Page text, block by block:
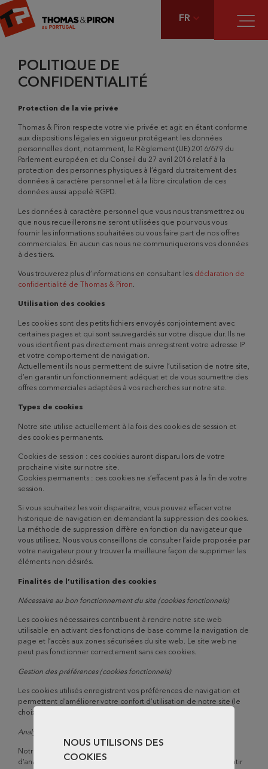
FR
POLITIQUE DE
CONFIDENTIALITÉ
Protection de la vie privée
Thomas & Piron respecte votre vie privée et agit en étant conforme
aux dispositions légales en vigueur protégeant les données
personnelles dont, notamment, le Règlement (UE) 2016/679 du
Parlement européen et du Conseil du 27 avril 2016 relatif à la
protection des personnes physiques à l’égard du traitement des
données à caractère personnel et à la libre circulation de ces
données aussi appelé RGPD.
Les données à caractère personnel que vous nous transmettrez ou
que nous recueillerons ne seront utilisées que pour vous vous
fournir les informations souhaitées ou vous faire part de nos offres
commerciales. En aucun cas nous ne communiquerons vos données
à des tiers.
Vous trouverez plus d’informations en consultant les déclaration de
confidentialité de Thomas & Piron.
Utilisation des cookies
Les cookies sont des petits fichiers envoyés conjointement avec
certaines pages et qui sont sauvegardés sur votre disque dur. Ils ne
vous identifient pas directement mais enregistrent votre adresse IP
et votre comportement de navigation.
Actuellement ils nous permettent de suivre l’utilisation de notre site,
d’en garantir un fonctionnement adéquat et de vous soumettre des
offres commerciales adaptées à vos recherches sur notre site.
Types de cookies
Notre site utilise actuellement à la fois des cookies de session et
des cookies permanents.
Cookies de session : ces cookies auront disparu lors de votre
prochaine visite sur notre site.
Cookies permanents : ces cookies ne s’effacent pas à la fin de votre
session.
Si vous souhaitez les voir disparaitre, vous pouvez effacer votre
historique de navigation en demandant la suppression des cookies.
La méthode de suppression diffère en fonction du navigateur que
vous utilisez. Nous vous conseillons de consulter l’aide proposée par
votre navigateur pour y trouver la meilleure façon de supprimer les
éléments non désirés.
Finalités de l’utilisation des cookies
Nécessaire au bon fonctionnement du site (cookies fonctionnels)
Les cookies nécessaires contribuent à rendre notre site web
utilisable en activant des fonctions de base comme la navigation de
page et l’accès aux zones sécurisées du site web. Le site web ne
peut pas fonctionner correctement sans ces cookies.
Gestion des préférences (cookies fonctionnels)
Les cookies utilisés enregistrent vos préférences de navigation et
permettent d’améliorer votre confort d’utilisation de notre site (le
choix de la langue par exemple).
Analyse statistique de fréquentation (cookies analytiques)
Notre site internet utilise des cookies générés par le service
d’analyse proposé par Google : Google Analytics. Afin de garantir
NOUS UTILISONS DES
COOKIES